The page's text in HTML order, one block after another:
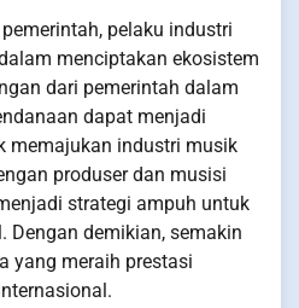
pelaku industri
menciptakan ekosistem
dari pemerintah dalam
dapat menjadi
memajukan industri musik
produser dan musisi
strategi ampuh untuk
Dengan demikian, semakin
yang meraih prestasi